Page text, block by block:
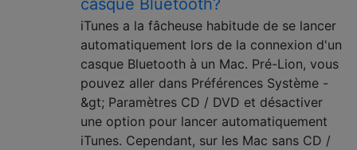
iTunes a la fâcheuse habitude de se lancer
automatiquement lors de la connexion d'un
casque Bluetooth à un Mac. Pré-Lion, vous
pouvez aller dans Préférences Système -
&gt; Paramètres CD / DVD et désactiver
une option pour lancer automatiquement
iTunes. Cependant, sur les Mac sans CD /